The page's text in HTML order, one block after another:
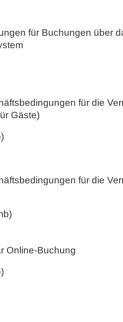
für Buchungen über
für die
Gäste)
für die
Online-Buchung